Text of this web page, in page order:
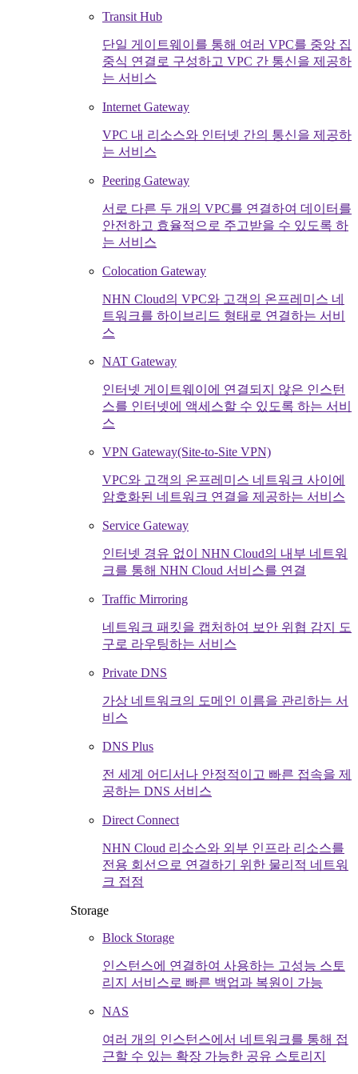
Transit Hub
단일 게이트웨이를 통해 여러 VPC를 중앙 집
중식 연결로 구성하고 VPC 간 통신을 제공하
는 서비스
Internet Gateway
VPC 내 리소스와 인터넷 간의 통신을 제공하
는 서비스
Peering Gateway
서로 다른 두 개의 VPC를 연결하여 데이터를
안전하고 효율적으로 주고받을 수 있도록 하
는 서비스
Colocation Gateway
NHN Cloud의 VPC와 고객의 온프레미스 네
트워크를 하이브리드 형태로 연결하는 서비
스
NAT Gateway
인터넷 게이트웨이에 연결되지 않은 인스턴
스를 인터넷에 액세스할 수 있도록 하는 서비
스
VPN Gateway(Site-to-Site VPN)
VPC와 고객의 온프레미스 네트워크 사이에
암호화된 네트워크 연결을 제공하는 서비스
Service Gateway
인터넷 경유 없이 NHN Cloud의 내부 네트워
크를 통해 NHN Cloud 서비스를 연결
Traffic Mirroring
네트워크 패킷을 캡처하여 보안 위협 감지 도
구로 라우팅하는 서비스
Private DNS
가상 네트워크의 도메인 이름을 관리하는 서
비스
DNS Plus
전 세계 어디서나 안정적이고 빠른 접속을 제
공하는 DNS 서비스
Direct Connect
NHN Cloud 리소스와 외부 인프라 리소스를
전용 회선으로 연결하기 위한 물리적 네트워
크 접점
Storage
Block Storage
인스턴스에 연결하여 사용하는 고성능 스토
리지 서비스로 빠른 백업과 복원이 가능
NAS
여러 개의 인스턴스에서 네트워크를 통해 접
근할 수 있는 확장 가능한 공유 스토리지